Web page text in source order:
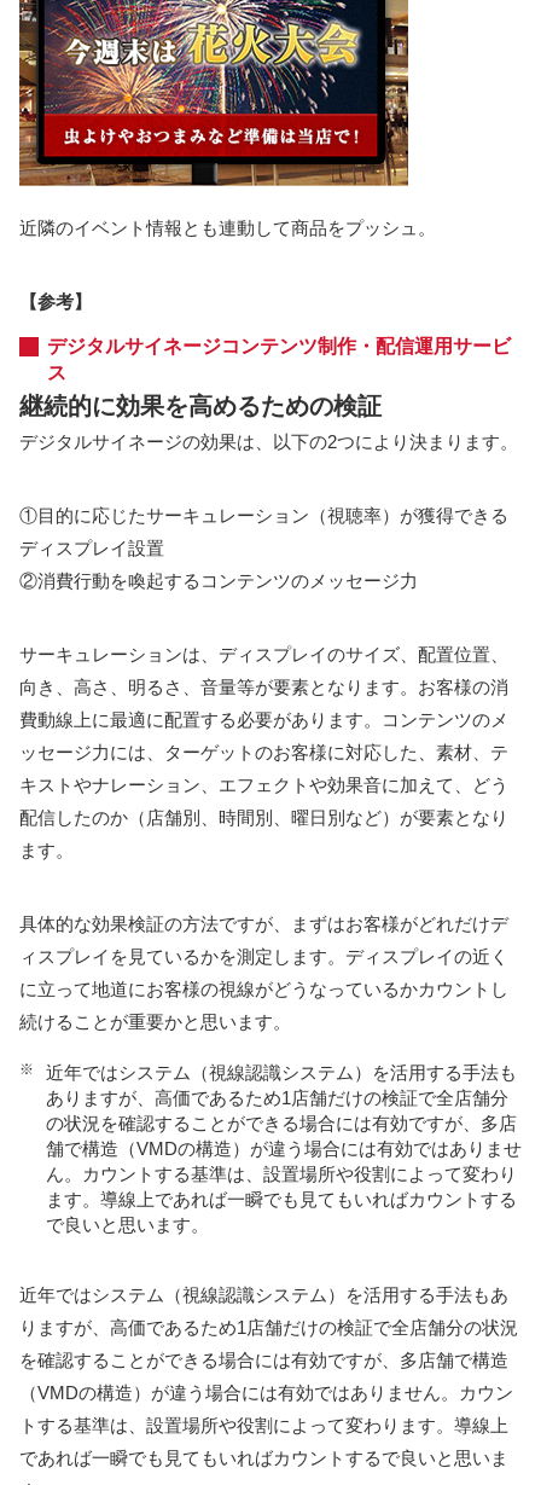
近隣のイベント情報とも連動して商品をプッシュ。
【参考】
デジタルサイネージコンテンツ制作・配信運用サービ
ス
継続的に効果を高めるための検証
デジタルサイネージの効果は、以下の2つにより決まります。
①目的に応じたサーキュレーション（視聴率）が獲得できる
ディスプレイ設置
②消費行動を喚起するコンテンツのメッセージ力
サーキュレーションは、ディスプレイのサイズ、配置位置、
向き、高さ、明るさ、音量等が要素となります。お客様の消
費動線上に最適に配置する必要があります。コンテンツのメ
ッセージ力には、ターゲットのお客様に対応した、素材、テ
キストやナレーション、エフェクトや効果音に加えて、どう
配信したのか（店舗別、時間別、曜日別など）が要素となり
ます。
具体的な効果検証の方法ですが、まずはお客様がどれだけデ
ィスプレイを見ているかを測定します。ディスプレイの近く
に立って地道にお客様の視線がどうなっているかカウントし
続けることが重要かと思います。
※
近年ではシステム（視線認識システム）を活用する手法も
ありますが、高価であるため1店舗だけの検証で全店舗分
の状況を確認することができる場合には有効ですが、多店
舗で構造（VMDの構造）が違う場合には有効ではありませ
ん。カウントする基準は、設置場所や役割によって変わり
ます。導線上であれば一瞬でも見てもいればカウントする
で良いと思います。
近年ではシステム（視線認識システム）を活用する手法もあ
りますが、高価であるため1店舗だけの検証で全店舗分の状況
を確認することができる場合には有効ですが、多店舗で構造
（VMDの構造）が違う場合には有効ではありません。カウン
トする基準は、設置場所や役割によって変わります。導線上
であれば一瞬でも見てもいればカウントするで良いと思いま